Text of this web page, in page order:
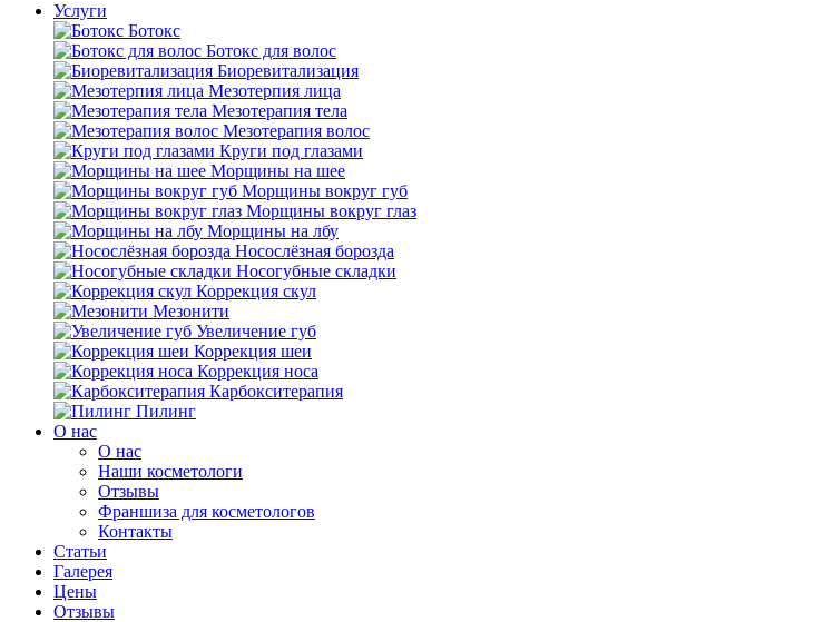
Услуги
Ботокс
Ботокс для волос
Биоревитализация
Мезотерпия лица
Мезотерапия тела
Мезотерапия волос
Круги под глазами
Морщины на шее
Морщины вокруг губ
Морщины вокруг глаз
Морщины на лбу
Носослёзная борозда
Носогубные складки
Коррекция скул
Мезонити
Увеличение губ
Коррекция шеи
Коррекция носа
Карбокситерапия
Пилинг
O нас
O нас
Наши косметологи
Отзывы
Франшиза для косметологов
Контакты
Статьи
Галерея
Цены
Отзывы